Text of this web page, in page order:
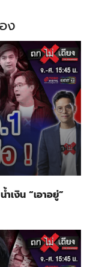
ง
เงิน “เอาอยู่”